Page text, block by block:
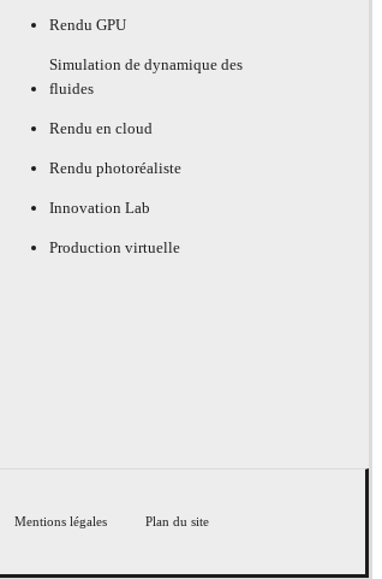
Rendu GPU
Simulation de dynamique des
fluides
Rendu en cloud
Rendu photoréaliste
Innovation Lab
Production virtuelle
Mentions légales Plan du site